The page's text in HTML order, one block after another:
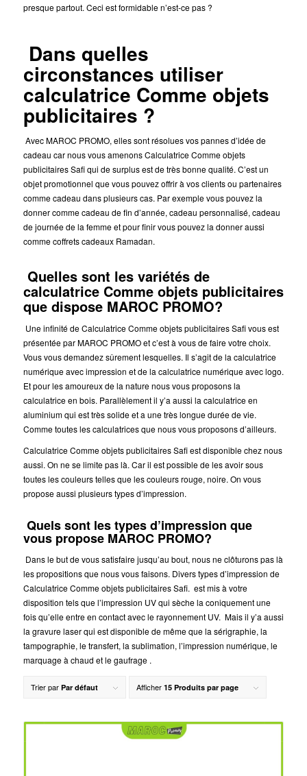
presque partout. Ceci est formidable n’est-ce pas ?
Dans quelles
circonstances utiliser
calculatrice Comme objets
publicitaires ?
Avec MAROC PROMO, elles sont résolues vos pannes d’idée de
cadeau car nous vous amenons Calculatrice Comme objets
publicitaires Safi qui de surplus est de très bonne qualité. C’est un
objet promotionnel que vous pouvez offrir à vos clients ou partenaires
comme cadeau dans plusieurs cas. Par exemple vous pouvez la
donner comme cadeau de fin d’année, cadeau personnalisé, cadeau
de journée de la femme et pour finir vous pouvez la donner aussi
comme coffrets cadeaux Ramadan.
Quelles sont les variétés de
calculatrice Comme objets publicitaires
que dispose MAROC PROMO?
Une infinité de Calculatrice Comme objets publicitaires Safi vous est
présentée par MAROC PROMO et c’est à vous de faire votre choix.
Vous vous demandez sûrement lesquelles. Il s’agit de la calculatrice
numérique avec impression et de la calculatrice numérique avec logo.
Et pour les amoureux de la nature nous vous proposons la
calculatrice en bois. Parallèlement il y’a aussi la calculatrice en
aluminium qui est très solide et a une très longue durée de vie.
Comme toutes les calculatrices que nous vous proposons d’ailleurs.
Calculatrice Comme objets publicitaires Safi est disponible chez nous
aussi. On ne se limite pas là. Car il est possible de les avoir sous
toutes les couleurs telles que les couleurs rouge, noire. On vous
propose aussi plusieurs types d’impression.
Quels sont les types d’impression que
vous propose MAROC PROMO?
Dans le but de vous satisfaire jusqu’au bout, nous ne clôturons pas là
les propositions que nous vous faisons. Divers types d’impression de
Calculatrice Comme objets publicitaires Safi. est mis à votre
disposition tels que l’impression UV qui sèche la coniquement une
fois qu’elle entre en contact avec le rayonnement UV. Mais il y’a aussi
la gravure laser qui est disponible de même que la sérigraphie, la
tampographie, le transfert, la sublimation, l’impression numérique, le
marquage à chaud et le gaufrage .
Trier par Par défaut Afficher 15 Produits par page